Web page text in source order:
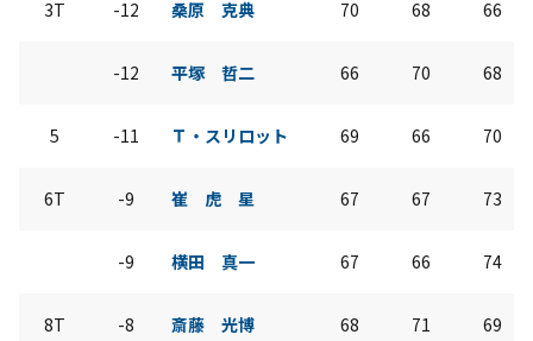
3T -12 桑原 克典 70 68 66
-12 平塚 哲二 66 70 68
5 -11 Ｔ・スリロット 69 66 70
6T -9 崔 虎 星 67 67 73
-9 横田 真一 67 66 74
8T -8 斎藤 光博 68 71 69